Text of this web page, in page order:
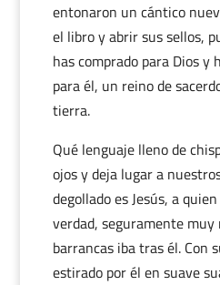
entonaron un cántico
el libro y abrir sus sellos,
has comprado para Dios y
para él, un reino de
tierra.
Qué lenguaje lleno de
ojos y deja lugar a
degollado es Jesús, a
verdad, seguramente
barrancas iba tras él. Con
estirado por él en suave